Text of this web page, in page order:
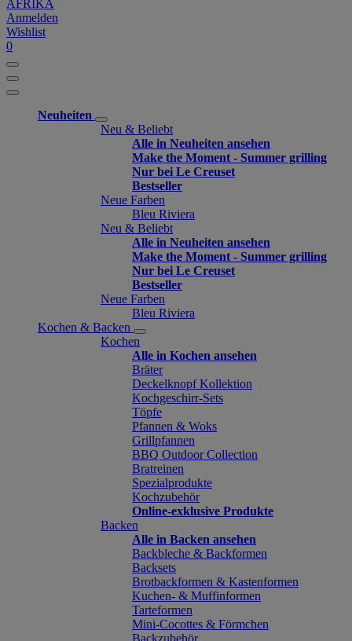
AFRIKA
Anmelden
Wishlist
0
Neuheiten
Neu & Beliebt
Alle in Neuheiten ansehen
Make the Moment - Summer grilling
Nur bei Le Creuset
Bestseller
Neue Farben
Bleu Riviera
Neu & Beliebt
Alle in Neuheiten ansehen
Make the Moment - Summer grilling
Nur bei Le Creuset
Bestseller
Neue Farben
Bleu Riviera
Kochen & Backen
Kochen
Alle in Kochen ansehen
Bräter
Deckelknopf Kollektion
Kochgeschirr-Sets
Töpfe
Pfannen & Woks
Grillpfannen
BBQ Outdoor Collection
Bratreinen
Spezialprodukte
Kochzubehör
Online-exklusive Produkte
Backen
Alle in Backen ansehen
Backbleche & Backformen
Backsets
Brotbackformen & Kastenformen
Kuchen- & Muffinformen
Tarteformen
Mini-Cocottes & Förmchen
Backzubehör